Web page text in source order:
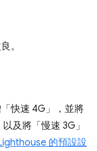
。
快速 4G」
，並將
以及將「慢速 3G」
的預設設